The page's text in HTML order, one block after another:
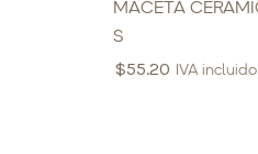
MACETA
S
$55.20 IVA incluido